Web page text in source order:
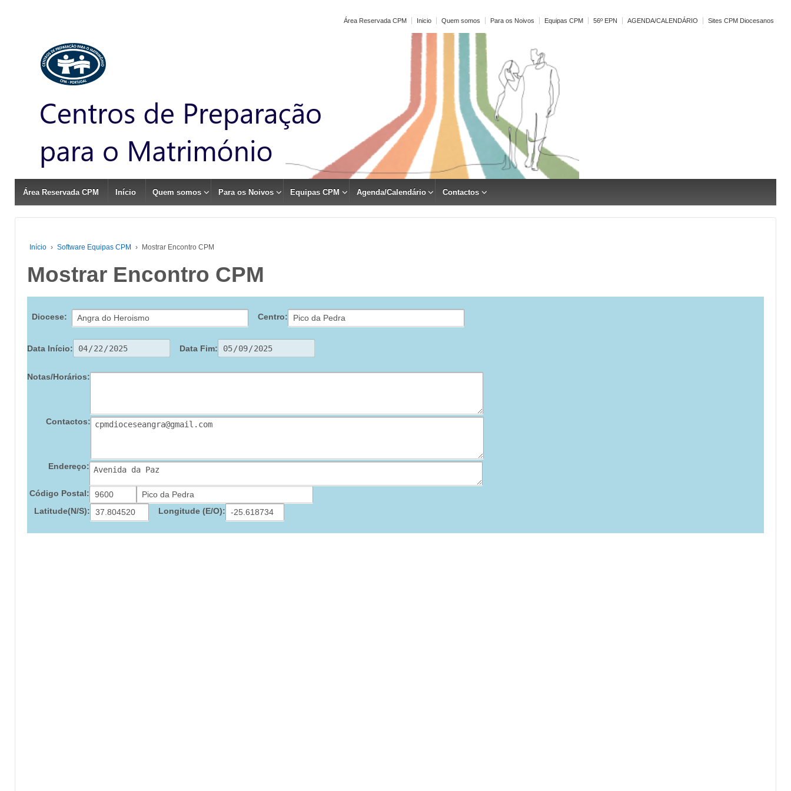
Área Reservada CPM Inicio Quem somos Para os Noivos Equipas CPM 56º EPN AGENDA/CALENDÁRIO Sites CPM Diocesanos
Área Reservada CPM Início Quem somos Para os Noivos Equipas CPM Agenda/Calendário Contactos
Início › Software Equipas CPM › Mostrar Encontro CPM
Mostrar Encontro CPM
Diocese: Centro:
Data Início: Data Fim:
Notas/Horários:
Contactos:
Endereço:
Código Postal:
Latitude(N/S):
Longitude (E/O):